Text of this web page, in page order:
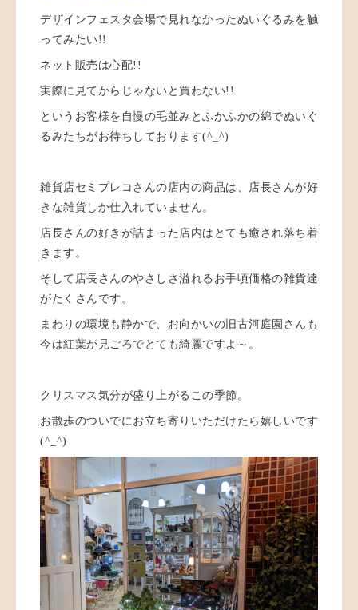
デザインフェスタ会場で見れなかったぬいぐるみを触
ってみたい!!
ネット販売は心配!!
実際に見てからじゃないと買わない!!
というお客様を自慢の毛並みとふかふかの綿でぬいぐ
るみたちがお待ちしております(^_^)
雑貨店セミプレコさんの店内の商品は、店長さんが好
きな雑貨しか仕入れていません。
店長さんの好きが詰まった店内はとても癒され落ち着
きます。
そして店長さんのやさしさ溢れるお手頃価格の雑貨達
がたくさんです。
まわりの環境も静かで、お向かいの 旧古河庭園 さんも
今は紅葉が見ごろでとても綺麗ですよ～。
クリスマス気分が盛り上がるこの季節。
お散歩のついでにお立ち寄りいただけたら嬉しいです
(^_^)